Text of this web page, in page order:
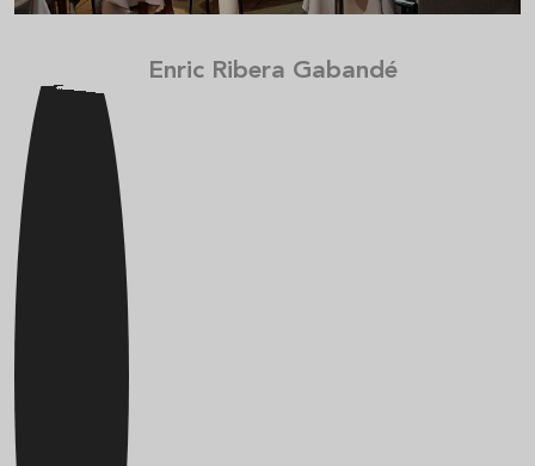
Enric Ribera Gabandé